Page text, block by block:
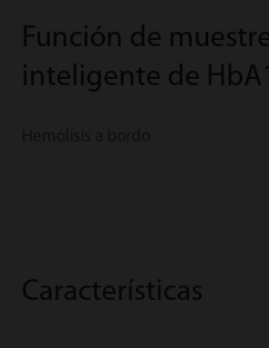
Función de
inteligente de
Características